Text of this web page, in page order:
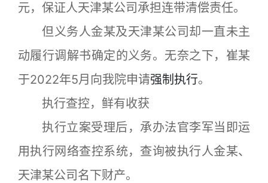
元，保证人天津某公司承担连带清偿责任。
但义务人金某及天津某公司却一直未主
动履行调解书确定的义务。无奈之下，崔某
于2022年5月向我院申请强制执行。
执行查控，鲜有收获
执行立案受理后，承办法官李军当即运
用执行网络查控系统，查询被执行人金某、
天津某公司名下财产。